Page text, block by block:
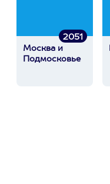
2051
Москва и
Подмосковье